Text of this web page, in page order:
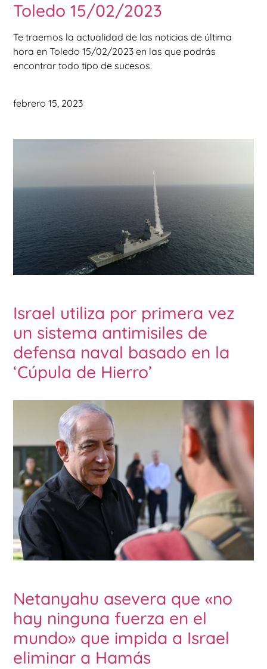
Toledo 15/02/2023
Te traemos la actualidad de las noticias de última
hora en Toledo 15/02/2023 en las que podrás
encontrar todo tipo de sucesos.
febrero 15, 2023
Israel utiliza por primera vez
un sistema antimisiles de
defensa naval basado en la
‘Cúpula de Hierro’
Netanyahu asevera que «no
hay ninguna fuerza en el
mundo» que impida a Israel
eliminar a Hamás